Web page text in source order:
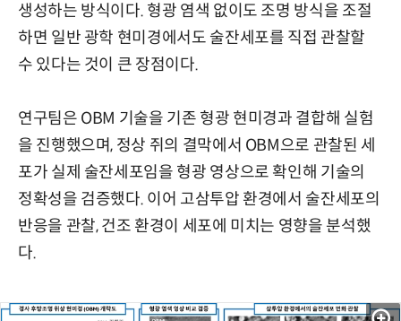
생성하는 방식이다. 형광 염색 없이도 조명 방식을 조절
하면 일반 광학 현미경에서도 술잔세포를 직접 관찰할
수 있다는 것이 큰 장점이다.
연구팀은 OBM 기술을 기존 형광 현미경과 결합해 실험
을 진행했으며, 정상 쥐의 결막에서 OBM으로 관찰된 세
포가 실제 술잔세포임을 형광 영상으로 확인해 기술의
정확성을 검증했다. 이어 고삼투압 환경에서 술잔세포의
반응을 관찰, 건조 환경이 세포에 미치는 영향을 분석했
다.